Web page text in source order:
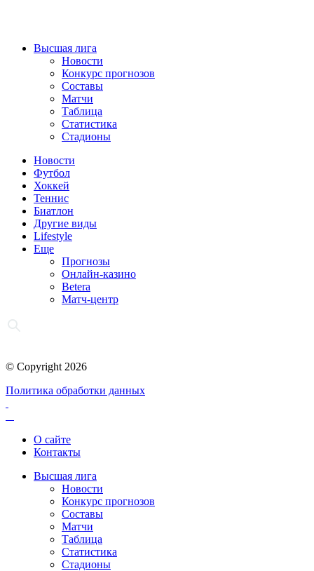
Высшая лига
Новости
Конкурс прогнозов
Составы
Матчи
Таблица
Статистика
Стадионы
Новости
Футбол
Хоккей
Теннис
Биатлон
Другие виды
Lifestyle
Еще
Прогнозы
Онлайн-казино
Betera
Матч-центр
© Copyright 2026
Политика обработки данных
О сайте
Контакты
Высшая лига
Новости
Конкурс прогнозов
Составы
Матчи
Таблица
Статистика
Стадионы